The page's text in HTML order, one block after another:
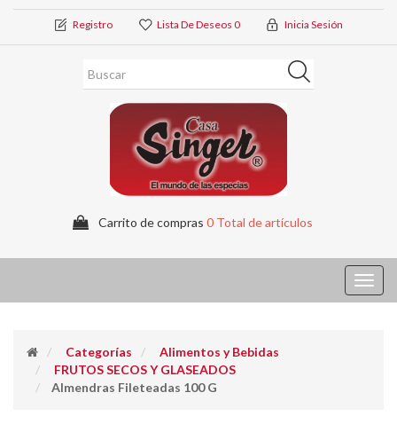
Registro Lista De Deseos 0 Inicia Sesión
Carrito de compras 0 Total de artículos
Categorías
Alimentos y Bebidas
FRUTOS SECOS Y GLASEADOS
Almendras Fileteadas 100 G